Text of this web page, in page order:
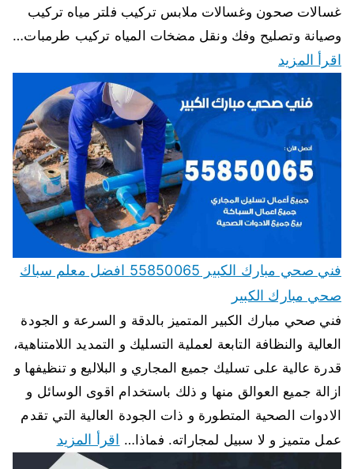
غسالات صحون وغسالات ملابس تركيب فلتر مياه تركيب
وصيانة وتصليح وفك ونقل مضخات المياه تركيب طرمبات…
اقرأ المزيد
فني صحي مبارك الكبير 55850065 افضل معلم سباك
صحي مبارك الكبير
فني صحي مبارك الكبير المتميز بالدقة و السرعة و الجودة
العالية والنظافة التابعة لعملية التسليك و التمديد اللامتناهية،
قدرة عالية على تسليك جميع المجاري و البلاليع و تنظيفها و
ازالة جميع العوالق منها و ذلك باستخدام اقوى الوسائل و
الادوات الصحية المتطورة و ذات الجودة العالية التي تقدم
عمل متميز و لا سبيل لمجاراته. فماذا… اقرأ المزيد